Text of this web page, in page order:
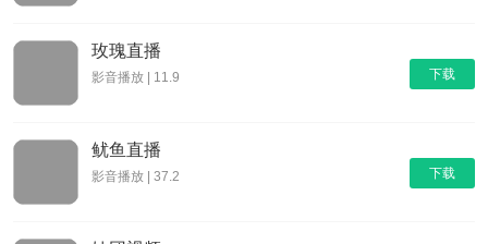
下载
玫瑰直播
影音播放 | 11.9
下载
鱿鱼直播
影音播放 | 37.2